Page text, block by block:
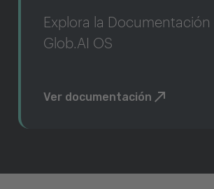
Explora la Documentación
Glob.AI OS
Ver documentación